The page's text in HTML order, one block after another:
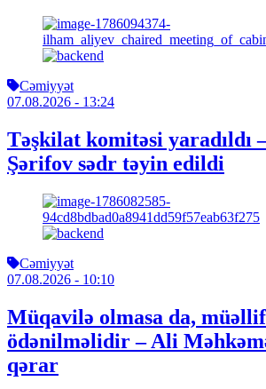
Cəmiyyət
07.08.2026 - 13:24
Təşkilat komitəsi yaradıldı
Şərifov sədr təyin edildi
Cəmiyyət
07.08.2026 - 10:10
Müqavilə olmasa da,
ödənilməlidir – Ali
qərar